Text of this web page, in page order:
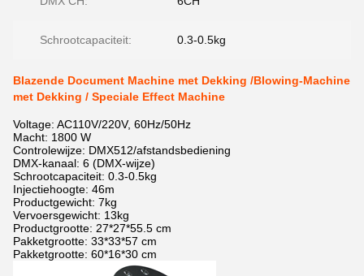
Schrootcapaciteit: 0.3-0.5kg
Blazende Document Machine met Dekking /Blowing-Machine
met Dekking / Speciale Effect Machine
Voltage: AC110V/220V, 60Hz/50Hz
Macht: 1800 W
Controlewijze: DMX512/afstandsbediening
DMX-kanaal: 6 (DMX-wijze)
Schrootcapaciteit: 0.3-0.5kg
Injectiehoogte: 46m
Productgewicht: 7kg
Vervoersgewicht: 13kg
Productgrootte: 27*27*55.5 cm
Pakketgrootte: 33*33*57 cm
Pakketgrootte: 60*16*30 cm